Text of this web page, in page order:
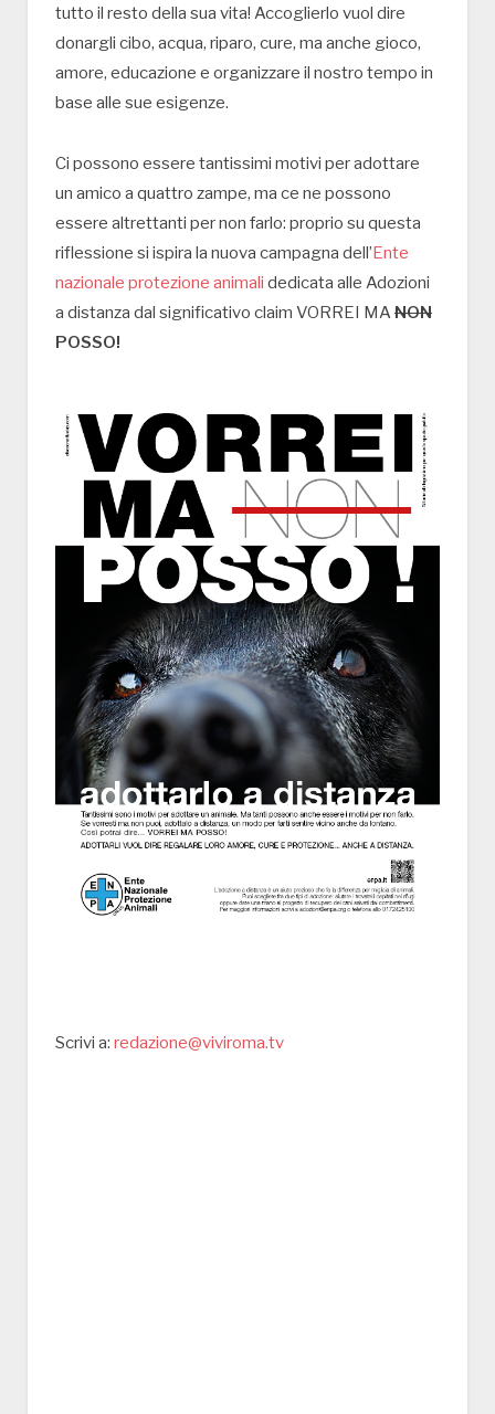
tutto il resto della sua vita! Accoglierlo vuol dire
donargli cibo, acqua, riparo, cure, ma anche gioco,
amore, educazione e organizzare il nostro tempo in
base alle sue esigenze.
Ci possono essere tantissimi motivi per adottare
un amico a quattro zampe, ma ce ne possono
essere altrettanti per non farlo: proprio su questa
riflessione si ispira la nuova campagna dell’Ente
nazionale protezione animali dedicata alle Adozioni
a distanza dal significativo claim VORREI MANON
POSSO!
Scrivi a: redazione@viviroma.tv